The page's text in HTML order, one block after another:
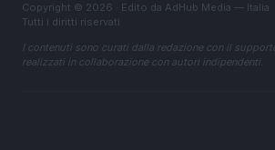
Copyright © 2026 · Edito da AdHub Media — Italia
Tutti i diritti riservati
I contenuti sono curati dalla redazione con il
realizzati in collaborazione con autori indipendenti.